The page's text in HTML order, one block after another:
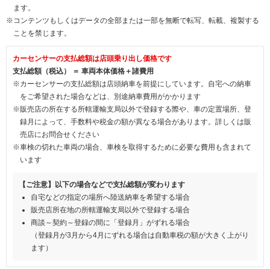
ます。
※コンテンツもしくはデータの全部または一部を無断で転写、転載、複製する
ことを禁じます。
カーセンサーの支払総額は店頭乗り出し価格です
支払総額（税込） ＝ 車両本体価格＋諸費用
※カーセンサーの支払総額は店頭納車を前提にしています。自宅への納車
をご希望された場合などは、別途納車費用がかかります
※販売店の所在する所轄運輸支局以外で登録する際や、車の定置場所、登
録月によって、手数料や税金の額が異なる場合があります。詳しくは販
売店にお問合せください
※車検の切れた車両の場合、車検を取得するために必要な費用も含まれて
います
【ご注意】以下の場合などで支払総額が変わります
自宅などの指定の場所へ陸送納車を希望する場合
販売店所在地の所轄運輸支局以外で登録する場合
商談～契約～登録の間に「登録月」がずれる場合
（登録月が3月から4月にずれる場合は自動車税の額が大きく上がり
ます）